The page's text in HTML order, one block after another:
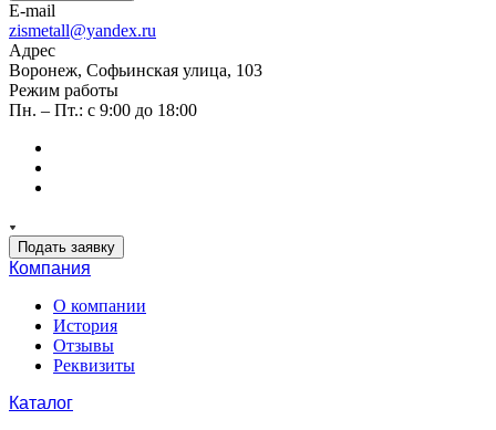
E-mail
zismetall@yandex.ru
Адрес
Воронеж, Софьинская улица, 103
Режим работы
Пн. – Пт.: с 9:00 до 18:00
Подать заявку
Компания
О компании
История
Отзывы
Реквизиты
Каталог